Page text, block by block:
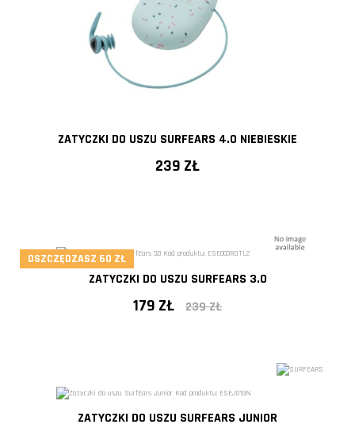
ZATYCZKI DO USZU SURFEARS 4.0 NIEBIESKIE
239 ZŁ
ZATYCZKI DO USZU SURFEARS 3.0
179 ZŁ 239 ZŁ
OSZCZĘDZASZ 60 ZŁ
ZATYCZKI DO USZU SURFEARS JUNIOR